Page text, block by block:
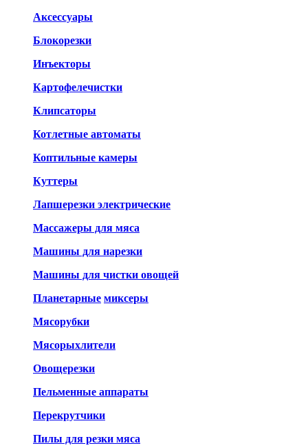
Аксессуары
Блокорезки
Инъекторы
Картофелечистки
Клипсаторы
Котлетные автоматы
Коптильные камеры
Куттеры
Лапшерезки электрические
Массажеры для мяса
Машины для нарезки
Машины для чистки овощей
Планетарные миксеры
Мясорубки
Мясорыхлители
Овощерезки
Пельменные аппараты
Перекрутчики
Пилы для резки мяса